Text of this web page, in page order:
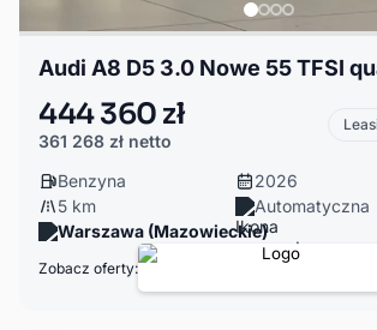
444 360 zł
361 268 zł netto
Benzyna
2026
5 km
Automatyczna
Warszawa (Mazowieckie)
Zobacz oferty: